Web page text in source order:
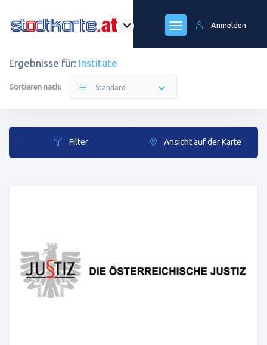
Anmelden
Ergebnisse für: Institute
Sortieren nach: Standard
Filter Ansicht auf der Karte